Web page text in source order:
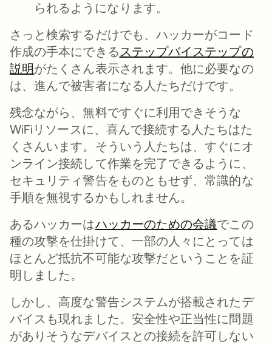
られるようになります。
さっと検索するだけでも、ハッカーがコード
作成の手本にできる ステップバイステップの
説明新しいタブで開く
がたくさん表示されます。他に必要なの
は、進んで被害者になる人たちだけです。
残念ながら、無料ですぐに利用できそうな
WiFiリソースに、喜んで接続する人たちはた
くさんいます。そういう人たちは、すぐにオ
ンライン接続して作業を完了できるように、
セキュリティ警告をものともせず、常識的な
手順を無視するかもしれません。
あるハッカーはハッカーのための会議新しいタ
でこの
種の攻撃を仕掛けて、一部の人々にとっては
ほとんど抵抗不可能な攻撃だということを証
明しました。
しかし、高度な警告システムが搭載されたデ
バイスも現れました。安全性や正当性に問題
がありそうなデバイスとの接続を許可しない